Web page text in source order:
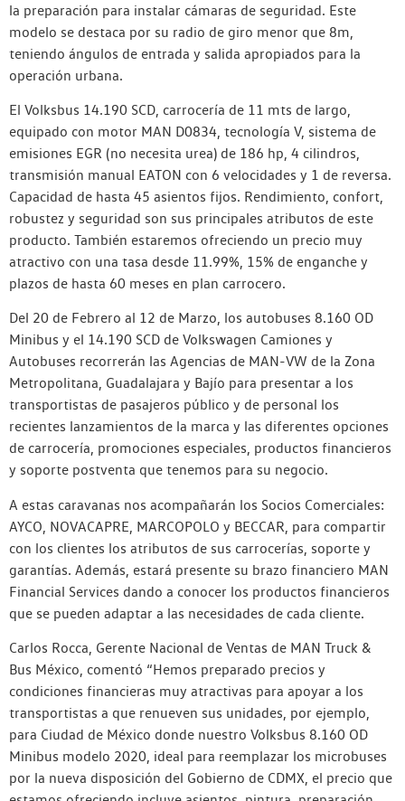
la preparación para instalar cámaras de seguridad. Este
modelo se destaca por su radio de giro menor que 8m,
teniendo ángulos de entrada y salida apropiados para la
operación urbana.
El Volksbus 14.190 SCD, carrocería de 11 mts de largo,
equipado con motor MAN D0834, tecnología V, sistema de
emisiones EGR (no necesita urea) de 186 hp, 4 cilindros,
transmisión manual EATON con 6 velocidades y 1 de reversa.
Capacidad de hasta 45 asientos fijos. Rendimiento, confort,
robustez y seguridad son sus principales atributos de este
producto. También estaremos ofreciendo un precio muy
atractivo con una tasa desde 11.99%, 15% de enganche y
plazos de hasta 60 meses en plan carrocero.
Del 20 de Febrero al 12 de Marzo, los autobuses 8.160 OD
Minibus y el 14.190 SCD de Volkswagen Camiones y
Autobuses recorrerán las Agencias de MAN-VW de la Zona
Metropolitana, Guadalajara y Bajío para presentar a los
transportistas de pasajeros público y de personal los
recientes lanzamientos de la marca y las diferentes opciones
de carrocería, promociones especiales, productos financieros
y soporte postventa que tenemos para su negocio.
A estas caravanas nos acompañarán los Socios Comerciales:
AYCO, NOVACAPRE, MARCOPOLO y BECCAR, para compartir
con los clientes los atributos de sus carrocerías, soporte y
garantías. Además, estará presente su brazo financiero MAN
Financial Services dando a conocer los productos financieros
que se pueden adaptar a las necesidades de cada cliente.
Carlos Rocca, Gerente Nacional de Ventas de MAN Truck &
Bus México, comentó “Hemos preparado precios y
condiciones financieras muy atractivas para apoyar a los
transportistas a que renueven sus unidades, por ejemplo,
para Ciudad de México donde nuestro Volksbus 8.160 OD
Minibus modelo 2020, ideal para reemplazar los microbuses
por la nueva disposición del Gobierno de CDMX, el precio que